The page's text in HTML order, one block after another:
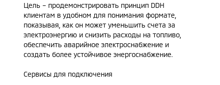
Цель – продемонстрировать принцип DDH
клиентам в удобном для понимания формате,
показывая, как он может уменьшить счета за
электроэнергию и снизить расходы на топливо,
обеспечить аварийное электроснабжение и
создать более устойчивое энергоснабжение.
Сервисы для подключения